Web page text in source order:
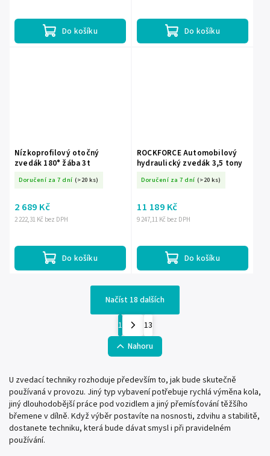
Do košíku Do košíku
Nízkoprofilový otočný
zvedák 180° žába 3t
Doručení za 7 dní (>20 ks)
2 222,31 Kč bez DPH
2 689 Kč
Do košíku
ROCKFORCE Automobilový
hydraulický zvedák 3,5 tony
Doručení za 7 dní (>20 ks)
9 247,11 Kč bez DPH
11 189 Kč
Do košíku
Načíst 18 dalších
1
13
Nahoru
U zvedací techniky rozhoduje především to, jak bude skutečně
používaná v provozu. Jiný typ vybavení potřebuje rychlá výměna kola,
jiný dlouhodobější práce pod vozidlem a jiný přemísťování těžšího
břemene v dílně. Když výběr postavíte na nosnosti, zdvihu a stabilitě,
dostanete techniku, která bude dávat smysl i při pravidelném
používání.